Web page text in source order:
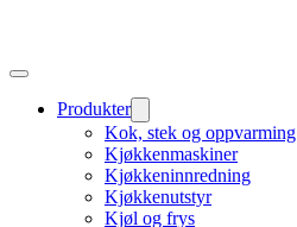
Produkter
Kok, stek og oppvarming
Kjøkkenmaskiner
Kjøkkeninnredning
Kjøkkenutstyr
Kjøl og frys